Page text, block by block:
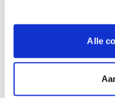
Alle
Ga samen met